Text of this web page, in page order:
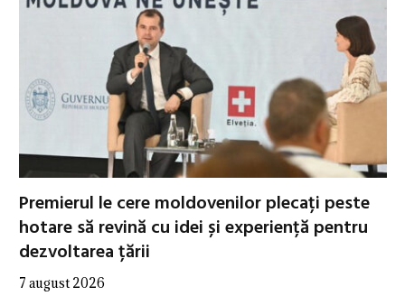
Premierul le cere moldovenilor plecați peste
hotare să revină cu idei și experiență pentru
dezvoltarea țării
7 august 2026